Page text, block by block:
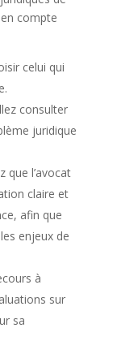
compte
celui qui
consulter
juridique
que l’avocat
claire et
afin que
enjeux de
à
sur
sa